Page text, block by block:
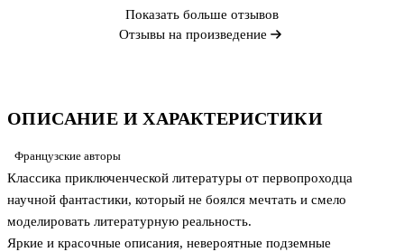
ОПИСАНИЕ И ХАРАКТЕРИСТИКИ
Французские авторы
Классика приключенческой литературы от первопроходца
научной фантастики, который не боялся мечтать и смело
моделировать литературную реальность.
Яркие и красочные описания, невероятные подземные
Показать больше отзывов
Отзывы на произведение